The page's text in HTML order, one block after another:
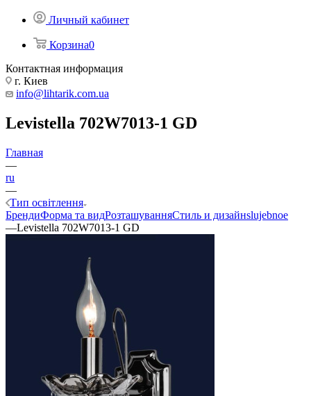
Личный кабинет
Корзина0
Контактная информация
г. Киев
info@lihtarik.com.ua
Levistella 702W7013-1 GD
Главная
—
ru
—
Тип освітлення
БрендиФорма та видРозташуванняСтиль и дизайнslujebnoe
—Levistella 702W7013-1 GD